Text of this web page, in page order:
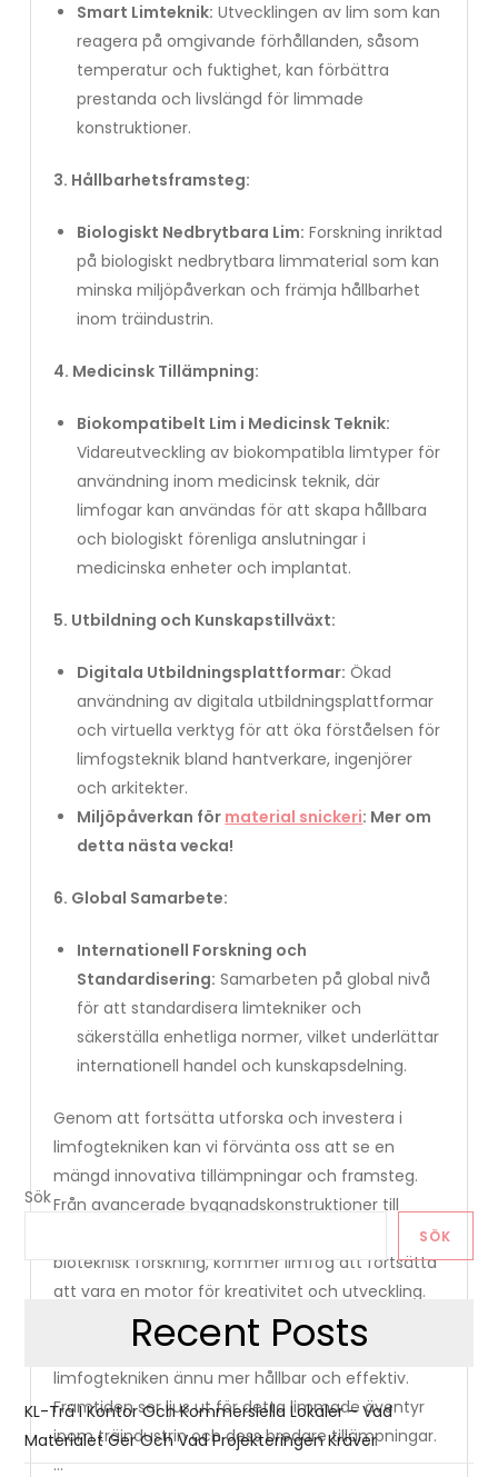
Smart Limteknik: Utvecklingen av lim som kan
reagera på omgivande förhållanden, såsom
temperatur och fuktighet, kan förbättra
prestanda och livslängd för limmade
konstruktioner.
3. Hållbarhetsframsteg:
Biologiskt Nedbrytbara Lim: Forskning inriktad
på biologiskt nedbrytbara limmaterial som kan
minska miljöpåverkan och främja hållbarhet
inom träindustrin.
4. Medicinsk Tillämpning:
Biokompatibelt Lim i Medicinsk Teknik:
Vidareutveckling av biokompatibla limtyper för
användning inom medicinsk teknik, där
limfogar kan användas för att skapa hållbara
och biologiskt förenliga anslutningar i
medicinska enheter och implantat.
5. Utbildning och Kunskapstillväxt:
Digitala Utbildningsplattformar: Ökad
användning av digitala utbildningsplattformar
och virtuella verktyg för att öka förståelsen för
limfogsteknik bland hantverkare, ingenjörer
och arkitekter.
Miljöpåverkan för material snickeri: Mer om
detta nästa vecka!
6. Global Samarbete:
Internationell Forskning och
Standardisering: Samarbeten på global nivå
för att standardisera limtekniker och
säkerställa enhetliga normer, vilket underlättar
internationell handel och kunskapsdelning.
Genom att fortsätta utforska och investera i
limfogtekniken kan vi förvänta oss att se en
mängd innovativa tillämpningar och framsteg.
Från avancerade byggnadskonstruktioner till
bioteknisk forskning, kommer limfog att fortsätta
att vara en motor för kreativitet och utveckling.
Utmaningarna som uppstår kommer också att
driva forskning och innovation för att göra
limfogtekniken ännu mer hållbar och effektiv.
Framtiden ser ljus ut för detta limmade äventyr
inom träindustrin och dess bredare tillämpningar.
…
Sök
SÖK
Recent Posts
KL-Trä I Kontor Och Kommersiella Lokaler – Vad
Materialet Ger Och Vad Projekteringen Kräver